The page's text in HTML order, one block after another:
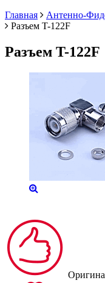
Главная
Антенно-
Разъем T-122F
Разъем T-122F